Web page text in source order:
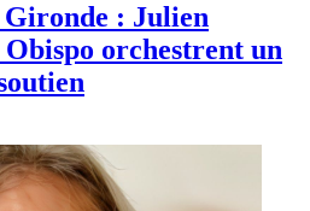
: Julien
orchestrent un